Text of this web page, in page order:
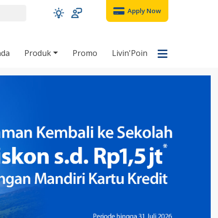
Apply Now
Produk Promo Livin'Poin